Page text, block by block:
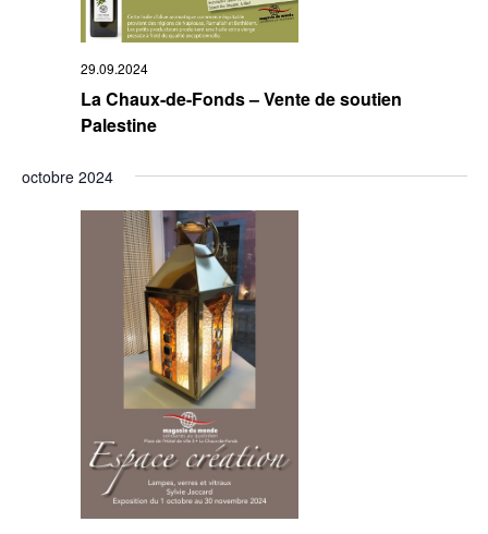
29.09.2024
La Chaux-de-Fonds – Vente de soutien
Palestine
octobre 2024